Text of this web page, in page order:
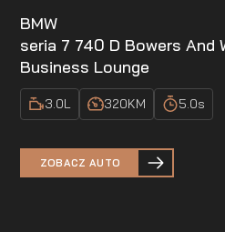
BMW
seria 7 740 D Bowers And
Business Lounge
3.0L 320KM 5.0s
ZOBACZ AUTO